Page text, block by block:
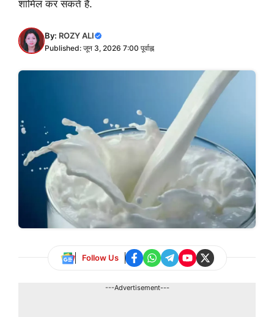
शामिल कर सकते हैं.
By: ROZY ALI
Published: जून 3, 2026 7:00 पूर्वाह्न
Follow Us
---Advertisement---